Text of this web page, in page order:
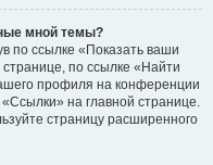
мной темы?
по ссылке «Показать ваши
по ссылке «Найти
профиля на конференции
на главной странице.
страницу расширенного